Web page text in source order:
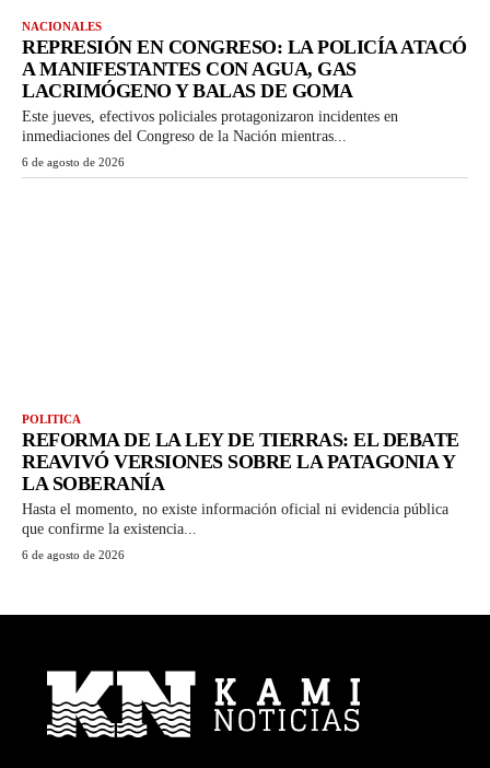
NACIONALES
REPRESIÓN EN CONGRESO: LA POLICÍA ATACÓ
A MANIFESTANTES CON AGUA, GAS
LACRIMÓGENO Y BALAS DE GOMA
Este jueves, efectivos policiales protagonizaron incidentes en
inmediaciones del Congreso de la Nación mientras...
6 de agosto de 2026
POLITICA
REFORMA DE LA LEY DE TIERRAS: EL DEBATE
REAVIVÓ VERSIONES SOBRE LA PATAGONIA Y
LA SOBERANÍA
Hasta el momento, no existe información oficial ni evidencia pública
que confirme la existencia...
6 de agosto de 2026